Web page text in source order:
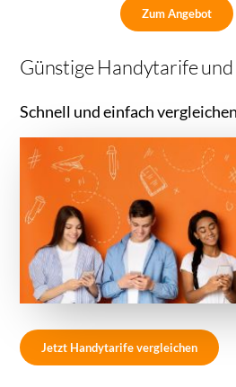
Zum Angebot
Günstige Handytarife
Schnell und einfach vergleichen
Jetzt Handytarife vergleichen